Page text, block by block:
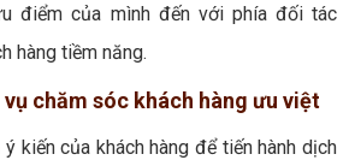
điểm của mình đến với phía đối tác
hàng tiềm năng.
chăm sóc khách hàng ưu việt
kiến của khách hàng để tiến hành dịch